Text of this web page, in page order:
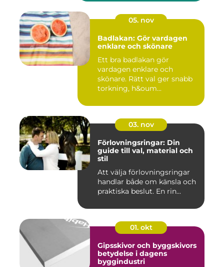
05. nov
Badlakan: Gör vardagen
enklare och skönare
Ett bra badlakan gör
vardagen enklare och
skönare. Rätt val ger snabb
torkning, h&oum...
03. nov
Förlovningsringar: Din
guide till val, material och
stil
Att välja förlovningsringar
handlar både om känsla och
praktiska beslut. En rin...
01. okt
Gipsskivor och byggskivors
betydelse i dagens
byggindustri